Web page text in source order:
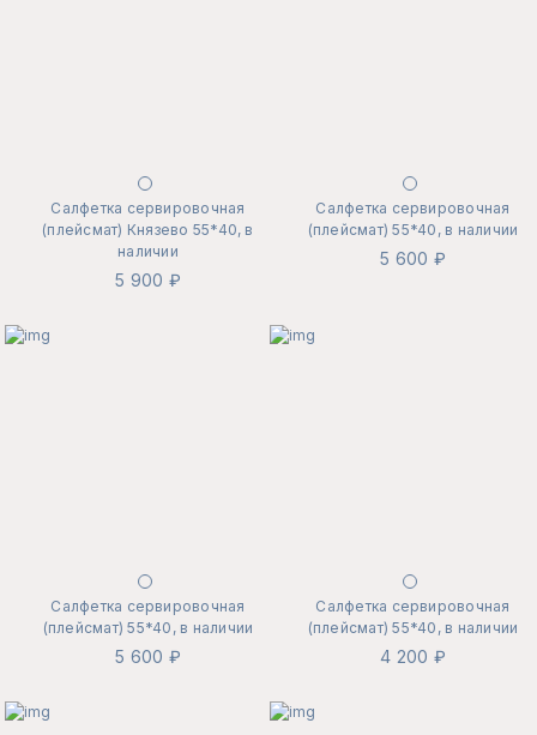
Салфетка сервировочная
(плейсмат) Князево 55*40, в
наличии
5 900 ₽
Салфетка сервировочная
(плейсмат) 55*40, в наличии
5 600 ₽
Салфетка сервировочная
(плейсмат) 55*40, в наличии
5 600 ₽
Салфетка сервировочная
(плейсмат) 55*40, в наличии
4 200 ₽